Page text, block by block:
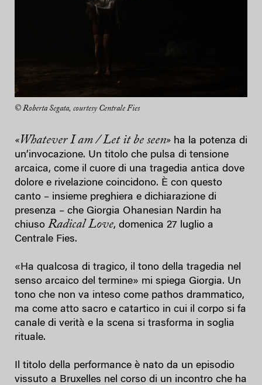
© Roberta Segata, courtesy Centrale Fies
«Whatever I am / Let it be seen» ha la potenza di
un’invocazione. Un titolo che pulsa di tensione
arcaica, come il cuore di una tragedia antica dove
dolore e rivelazione coincidono. È con questo
canto – insieme preghiera e dichiarazione di
presenza – che Giorgia Ohanesian Nardin ha
chiuso Radical Love, domenica 27 luglio a
Centrale Fies.
«Ha qualcosa di tragico, il tono della tragedia nel
senso arcaico del termine» mi spiega Giorgia. Un
tono che non va inteso come pathos drammatico,
ma come atto sacro e catartico in cui il corpo si fa
canale di verità e la scena si trasforma in soglia
rituale.
Il titolo della performance è nato da un episodio
vissuto a Bruxelles nel corso di un incontro che ha